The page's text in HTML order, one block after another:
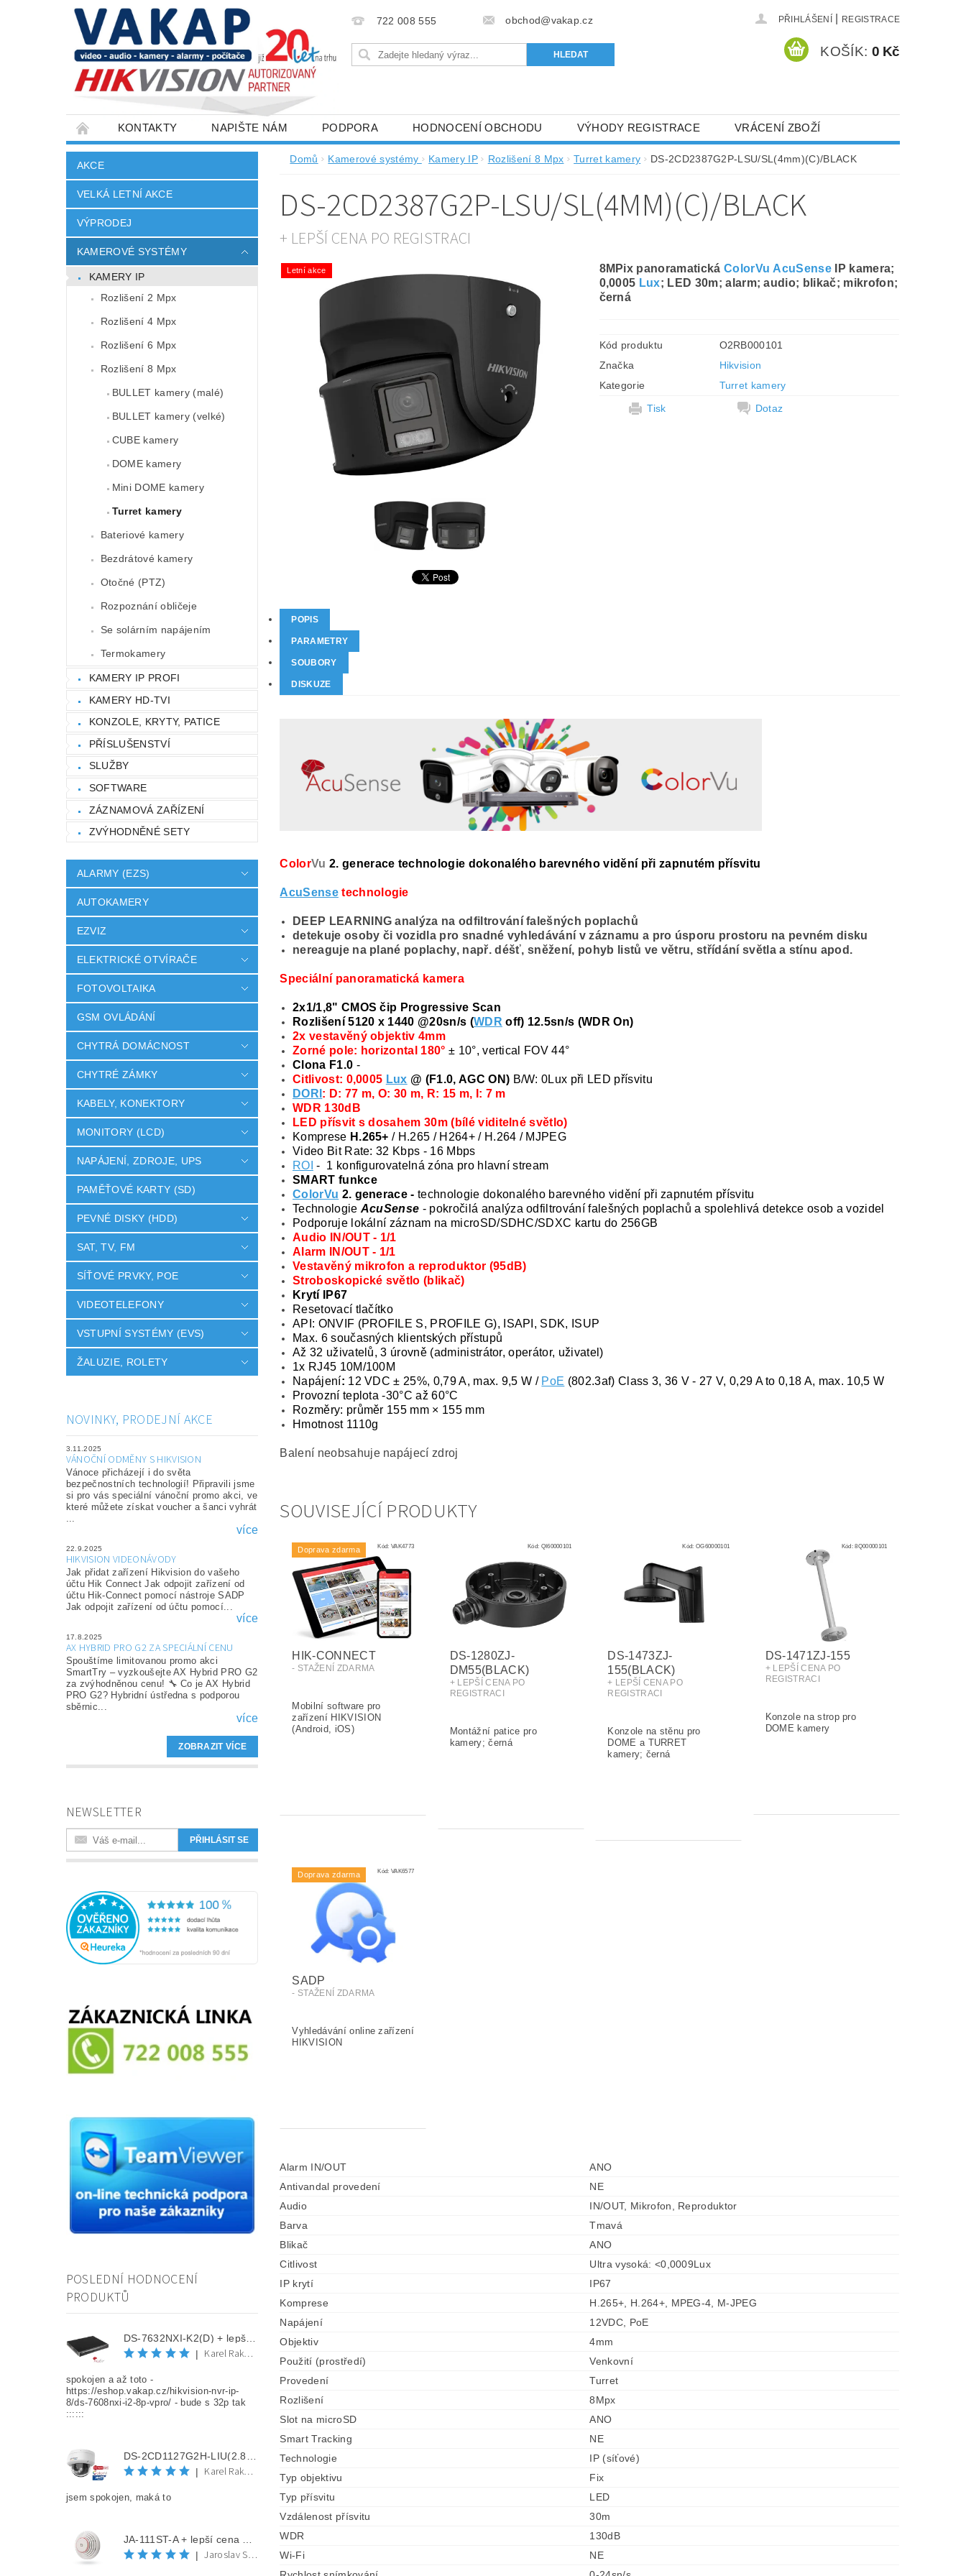
722 008 555 obchod@vakap.cz PŘIHLÁŠENÍ REGISTRACE
KOŠÍK: 0 Kč
KONTAKTY NAPIŠTE NÁM PODPORA HODNOCENÍ OBCHODU VÝHODY REGISTRACE VRÁCENÍ ZBOŽÍ
SLOVNÍK POJMŮ VELKOOBCHOD
AKCE
VELKÁ LETNÍ AKCE
VÝPRODEJ
KAMEROVÉ SYSTÉMY
KAMERY IP
Rozlišení 2 Mpx
Rozlišení 4 Mpx
Rozlišení 6 Mpx
Rozlišení 8 Mpx
BULLET kamery (malé)
BULLET kamery (velké)
CUBE kamery
DOME kamery
Mini DOME kamery
Turret kamery
Bateriové kamery
Bezdrátové kamery
Otočné (PTZ)
Rozpoznání obličeje
Se solárním napájením
Termokamery
KAMERY IP PROFI
KAMERY HD-TVI
KONZOLE, KRYTY, PATICE
PŘÍSLUŠENSTVÍ
SLUŽBY
SOFTWARE
ZÁZNAMOVÁ ZAŘÍZENÍ
ZVÝHODNĚNÉ SETY
ALARMY (EZS)
AUTOKAMERY
EZVIZ
ELEKTRICKÉ OTVÍRAČE
FOTOVOLTAIKA
GSM OVLÁDÁNÍ
CHYTRÁ DOMÁCNOST
CHYTRÉ ZÁMKY
KABELY, KONEKTORY
MONITORY (LCD)
NAPÁJENÍ, ZDROJE, UPS
PAMĚŤOVÉ KARTY (SD)
PEVNÉ DISKY (HDD)
SAT, TV, FM
SÍŤOVÉ PRVKY, POE
VIDEOTELEFONY
VSTUPNÍ SYSTÉMY (EVS)
ŽALUZIE, ROLETY
NOVINKY, PRODEJNÍ AKCE
3.11.2025
VÁNOČNÍ ODMĚNY S HIKVISION
Vánoce přicházejí i do světa
bezpečnostních technologií! Připravili jsme
si pro vás speciální vánoční promo akci, ve
které můžete získat voucher a šanci vyhrát
...
více
22.9.2025
HIKVISION VIDEONÁVODY
Jak přidat zařízení Hikvision do vašeho
účtu Hik Connect Jak odpojit zařízení od
účtu Hik-Connect pomocí nástroje SADP
Jak odpojit zařízení od účtu pomocí...
více
17.8.2025
AX HYBRID PRO G2 ZA SPECIÁLNÍ CENU
Spouštíme limitovanou promo akci
SmartTry – vyzkoušejte AX Hybrid PRO G2
za zvýhodněnou cenu! 🔧 Co je AX Hybrid
PRO G2? Hybridní ústředna s podporou
sběrnic...
více
ZOBRAZIT VÍCE
NEWSLETTER
POSLEDNÍ HODNOCENÍ
PRODUKTŮ
|
Karel Rakovec
spokojen a až toto -
https://eshop.vakap.cz/hikvision-nvr-ip-
8/ds-7608nxi-i2-8p-vpro/ - bude s 32p tak
::::::
|
Karel Rakovec
jsem spokojen, maká to
|
Jaroslav Spěváček
Domů Kamerové systémy Kamery IP Rozlišení 8 Mpx Turret kamery DS-2CD2387G2P-LSU/SL(4mm)(C)/BLACK
DS-2CD2387G2P-LSU/SL(4MM)(C)/BLACK
+ LEPŠÍ CENA PO REGISTRACI
Letní akce 8MPix panoramatická ColorVu AcuSense IP kamera;
0,0005 Lux; LED 30m; alarm; audio; blikač; mikrofon;
černá
Kód produktu
O2RB000101
Značka
Hikvision
Kategorie
Turret kamery
Tisk
Dotaz
POPIS
PARAMETRY
SOUBORY
DISKUZE
ColorVu 2. generace technologie dokonalého barevného vidění při zapnutém přísvitu
AcuSensetechnologie
DEEP LEARNING analýza na odfiltrování falešných poplachů
detekuje osoby či vozidla pro snadné vyhledávání v záznamu a pro úsporu prostoru na pevném disku
nereaguje na plané poplachy, např. déšť, sněžení, pohyb listů ve větru, střídání světla a stínu apod.
Speciální panoramatická kamera
2x1/1,8" CMOS čip Progressive Scan
Rozlišení 5120 x 1440 @20sn/s (WDR off) 12.5sn/s (WDR On)
2x vestavěný objektiv 4mm
Zorné pole: horizontal 180° ± 10°, vertical FOV 44°
Clona F1.0 -
Citlivost: 0,0005 Lux @ (F1.0, AGC ON) B/W: 0Lux při LED přísvitu
DORI : D: 77 m, O: 30 m, R: 15 m, I: 7 m
WDR 130dB
LED přísvit s dosahem 30m (bílé viditelné světlo)
Komprese H.265+/ H.265 / H264+ / H.264 / MJPEG
Video Bit Rate: 32 Kbps - 16 Mbps
ROI - 1 konfigurovatelná zóna pro hlavní stream
SMART funkce
ColorVu 2. generace -technologie dokonalého barevného vidění při zapnutém přísvitu
Technologie AcuSense - pokročilá analýza odfiltrování falešných poplachů a spolehlivá detekce osob a vozidel
Podporuje lokální záznam na microSD/SDHC/SDXC kartu do 256GB
Audio IN/OUT - 1/1
Alarm IN/OUT - 1/1
Vestavěný mikrofon a reproduktor (95dB)
Stroboskopické světlo (blikač)
Krytí IP67
Resetovací tlačítko
API: ONVIF (PROFILE S, PROFILE G), ISAPI, SDK, ISUP
Max. 6 současných klientských přístupů
Až 32 uživatelů, 3 úrovně (administrátor, operátor, uživatel)
1x RJ45 10M/100M
Napájení: 12 VDC ± 25%, 0,79 A, max. 9,5 W / PoE (802.3af) Class 3, 36 V - 27 V, 0,29 A to 0,18 A, max. 10,5 W
Provozní teplota -30°C až 60°C
Rozměry: průměr 155 mm × 155 mm
Hmotnost 1110g
Balení neobsahuje napájecí zdroj
SOUVISEJÍCÍ PRODUKTY
Doprava zdarma Kód:VAK4773
HIK-CONNECT
- STAŽENÍ ZDARMA
Kód: QI60000101
DS-1280ZJ-
DM55(BLACK)
+ LEPŠÍ CENA PO
REGISTRACI
Kód:OG60000101
DS-1473ZJ-
155(BLACK)
+ LEPŠÍ CENA PO
REGISTRACI
Kód:8Q00000101
DS-1471ZJ-155
+ LEPŠÍ CENA PO
REGISTRACI
Doprava zdarma Kód:VAK6577
SADP
- STAŽENÍ ZDARMA
Alarm IN/OUT
ANO
Antivandal provedení
NE
Audio
IN/OUT, Mikrofon, Reproduktor
Barva
Tmavá
Blikač
ANO
Citlivost
Ultra vysoká: <0,0009Lux
IP krytí
IP67
Komprese
H.265+, H.264+, MPEG-4, M-JPEG
Napájení
12VDC, PoE
Objektiv
4mm
Použití (prostředí)
Venkovní
Provedení
Turret
Rozlišení
8Mpx
Slot na microSD
ANO
Smart Tracking
NE
Technologie
IP (síťové)
Typ objektivu
Fix
Typ přísvitu
LED
Vzdálenost přísvitu
30m
WDR
130dB
Wi-Fi
NE